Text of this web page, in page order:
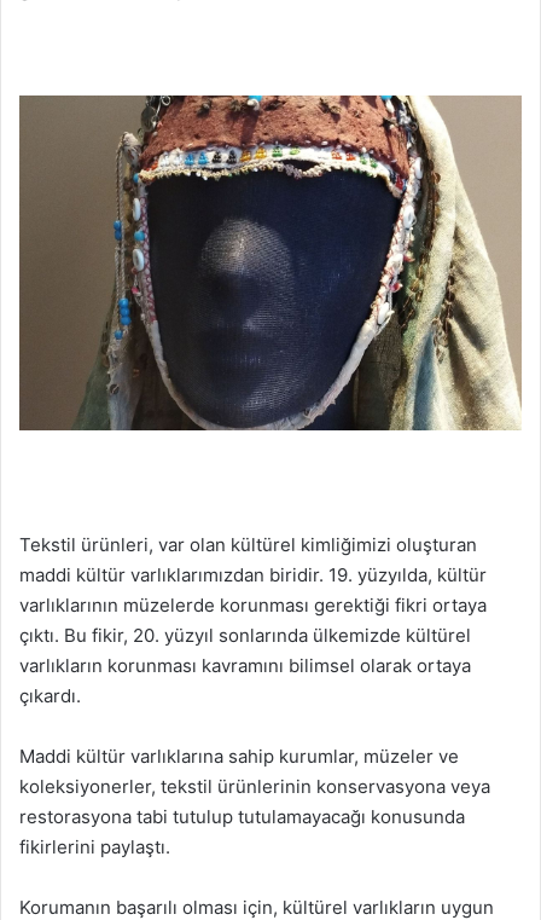
Tekstil ürünleri, var olan kültürel kimliğimizi oluşturan
maddi kültür varlıklarımızdan biridir. 19. yüzyılda, kültür
varlıklarının müzelerde korunması gerektiği fikri ortaya
çıktı. Bu fikir, 20. yüzyıl sonlarında ülkemizde kültürel
varlıkların korunması kavramını bilimsel olarak ortaya
çıkardı.
Maddi kültür varlıklarına sahip kurumlar, müzeler ve
koleksiyonerler, tekstil ürünlerinin konservasyona veya
restorasyona tabi tutulup tutulamayacağı konusunda
fikirlerini paylaştı.
Korumanın başarılı olması için, kültürel varlıkların uygun